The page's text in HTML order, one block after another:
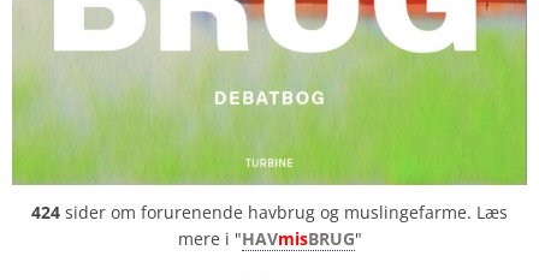
424 sider om forurenende havbrug og muslingefarme. Læs
mere i "HAVmisBRUG"